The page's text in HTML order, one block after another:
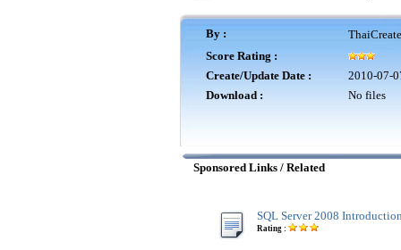
By :
Score Rating :
Create/Update Date :
2010-07-
Download :
No files
Sponsored Links / Related
SQL Server 2008
Rating :